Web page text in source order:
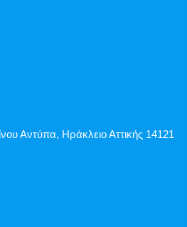
Αντύπα, Ηράκλειο Αττικής 14121